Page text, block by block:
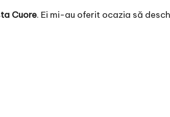
Cuore. Ei mi-au oferit ocazia să